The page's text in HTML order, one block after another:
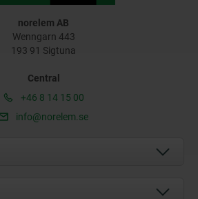
norelem AB
Wenngarn 443
193 91 Sigtuna
Central
+46 8 14 15 00
info@norelem.se